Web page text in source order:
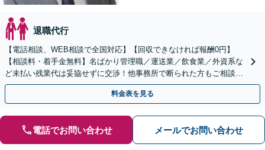
退職代行
【電話相談、WEB相談で全国対応】【回収できなければ報酬0円】
【相談料・着手金無料】名ばかり管理職／運送業／飲食業／外資系な
ど未払い残業代は妥協せずに交渉！他事務所で断られた方もご相談く
ださい。【解決事例が豊富】土曜日も電話受付しています
料金表を見る
電話でお問い合わせ メールでお問い合わせ